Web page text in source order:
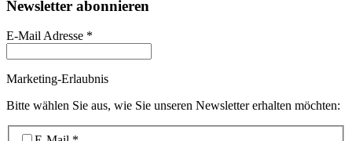
Newsletter abonnieren
E-Mail Adresse *
Marketing-Erlaubnis
Bitte wählen Sie aus, wie Sie unseren Newsletter erhalten möchten: